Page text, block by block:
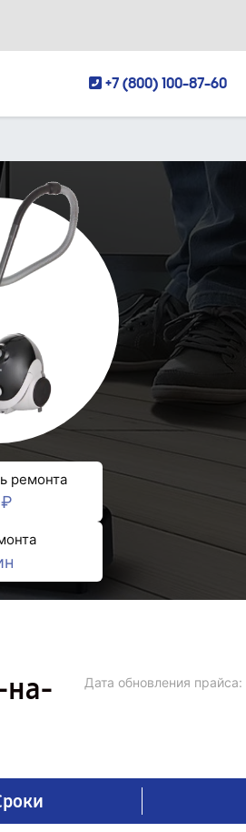
+7 (800) 100-87-60
ремонта
на-
Дата обновления прайса: